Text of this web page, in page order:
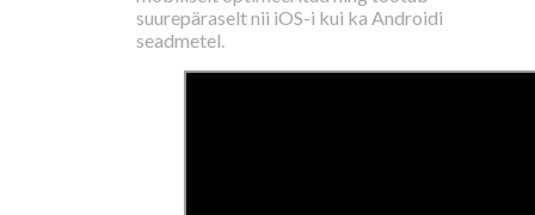
suurepäraselt nii iOS-i kui ka Androidi
seadmetel.